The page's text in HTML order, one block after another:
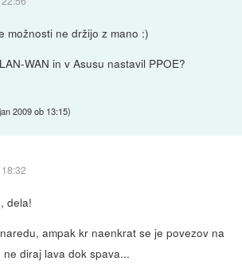
možnosti ne držijo z mano :)
WAN in v Asusu nastavil PPOE?
2009 ob 13:15)
dela!
ampak kr naenkrat se je povezov na
diraj lava dok spava...